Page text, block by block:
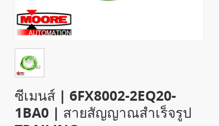
ซีเมนส์ | 6FX8002-2EQ20-
1BA0 | สายสัญญาณสำเร็จรูป